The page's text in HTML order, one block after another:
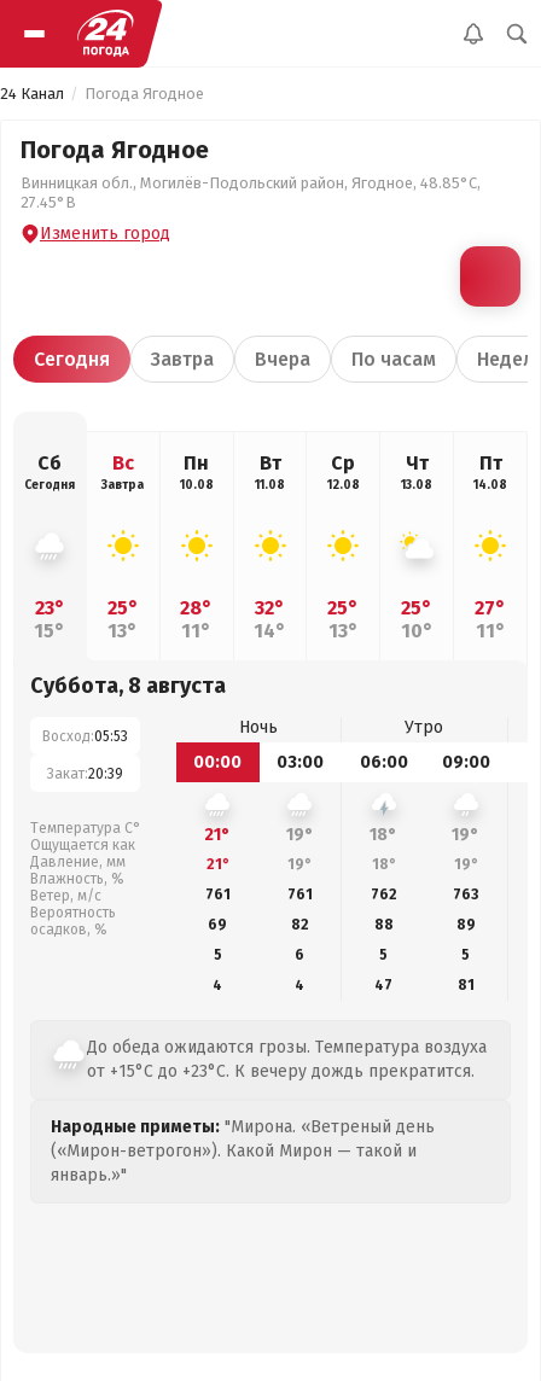
24 Канал Погода Ягодное
Погода Ягодное
Винницкая обл., Могилёв-Подольский район, Ягодное, 48.85°С,
27.45°В
Изменить город
Сегодня Завтра Вчера По часам
Сб
Сегодня
23°
15°
Вс
Завтра
25°
13°
Пн
10.08
28°
11°
Вт
11.08
32°
14°
Ср
12.08
25°
13°
Чт
13.08
25°
10°
Пт
14.08
27°
11°
Суббота, 8 августа
Восход:05:53
Закат:20:39
Температура С°
Ощущается как
Давление, мм
Влажность, %
Ветер, м/с
Вероятность
осадков, %
Ночь
Утро
00:00
03:00 06:00 09:00
21° 19° 18° 19°
21° 19° 18° 19°
761
761 762 763
69
82 88 89
5
6 5
5
4
4 47 81
До обеда ожидаются грозы. Температура воздуха
от +15°C до +23°C. К вечеру дождь прекратится.
Народные приметы: "Мирона. «Ветреный день
(«Мирон-ветрогон»). Какой Мирон — такой и
январь.»"